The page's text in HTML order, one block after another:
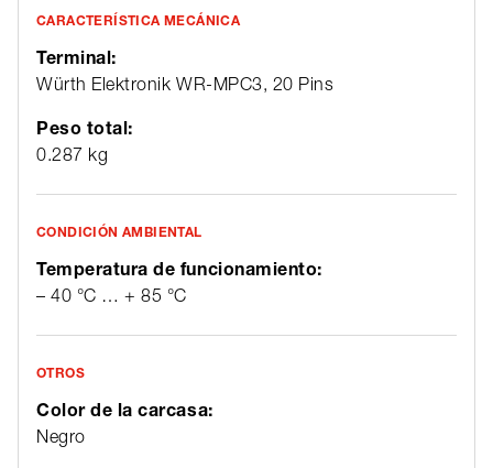
CARACTERÍSTICA MECÁNICA
Terminal:
Würth Elektronik WR-MPC3, 20 Pins
Peso total:
0.287 kg
CONDICIÓN AMBIENTAL
Temperatura de funcionamiento:
– 40 °C … + 85 °C
OTROS
Color de la carcasa:
Negro